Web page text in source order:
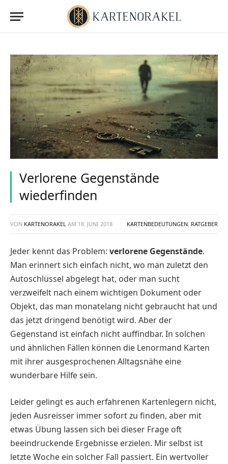
Verlorene Gegenstände
wiederfinden
VON KARTENORAKEL AM 18. JUNI 2018 KARTENBEDEUTUNGEN, RATGEBER
Jeder kennt das Problem: verlorene Gegenstände.
Man erinnert sich einfach nicht, wo man zuletzt den
Autoschlüssel abgelegt hat, oder man sucht
verzweifelt nach einem wichtigen Dokument oder
Objekt, das man monatelang nicht gebraucht hat und
das jetzt dringend benötigt wird. Aber der
Gegenstand ist einfach nicht auffindbar. In solchen
und ähnlichen Fällen können die Lenormand Karten
mit ihrer ausgesprochenen Alltagsnähe eine
wunderbare Hilfe sein.
Leider gelingt es auch erfahrenen Kartenlegern nicht,
jeden Ausreisser immer sofort zu finden, aber mit
etwas Übung lassen sich bei dieser Frage oft
beeindruckende Ergebnisse erzielen. Mir selbst ist
letzte Woche ein solcher Fall passiert. Ein wertvoller